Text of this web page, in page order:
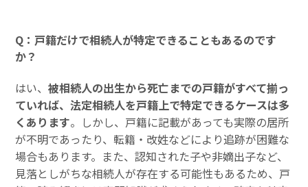
Q：戸籍だけで相続人が特定できることもあるのです
か？
はい、被相続人の出生から死亡までの戸籍がすべて揃っ
ていれば、法定相続人を戸籍上で特定できるケースは多
くあります。しかし、戸籍に記載があっても実際の居所
が不明であったり、転籍・改姓などにより追跡が困難な
場合もあります。また、認知された子や非嫡出子など、
見落としがちな相続人が存在する可能性もあるため、戸